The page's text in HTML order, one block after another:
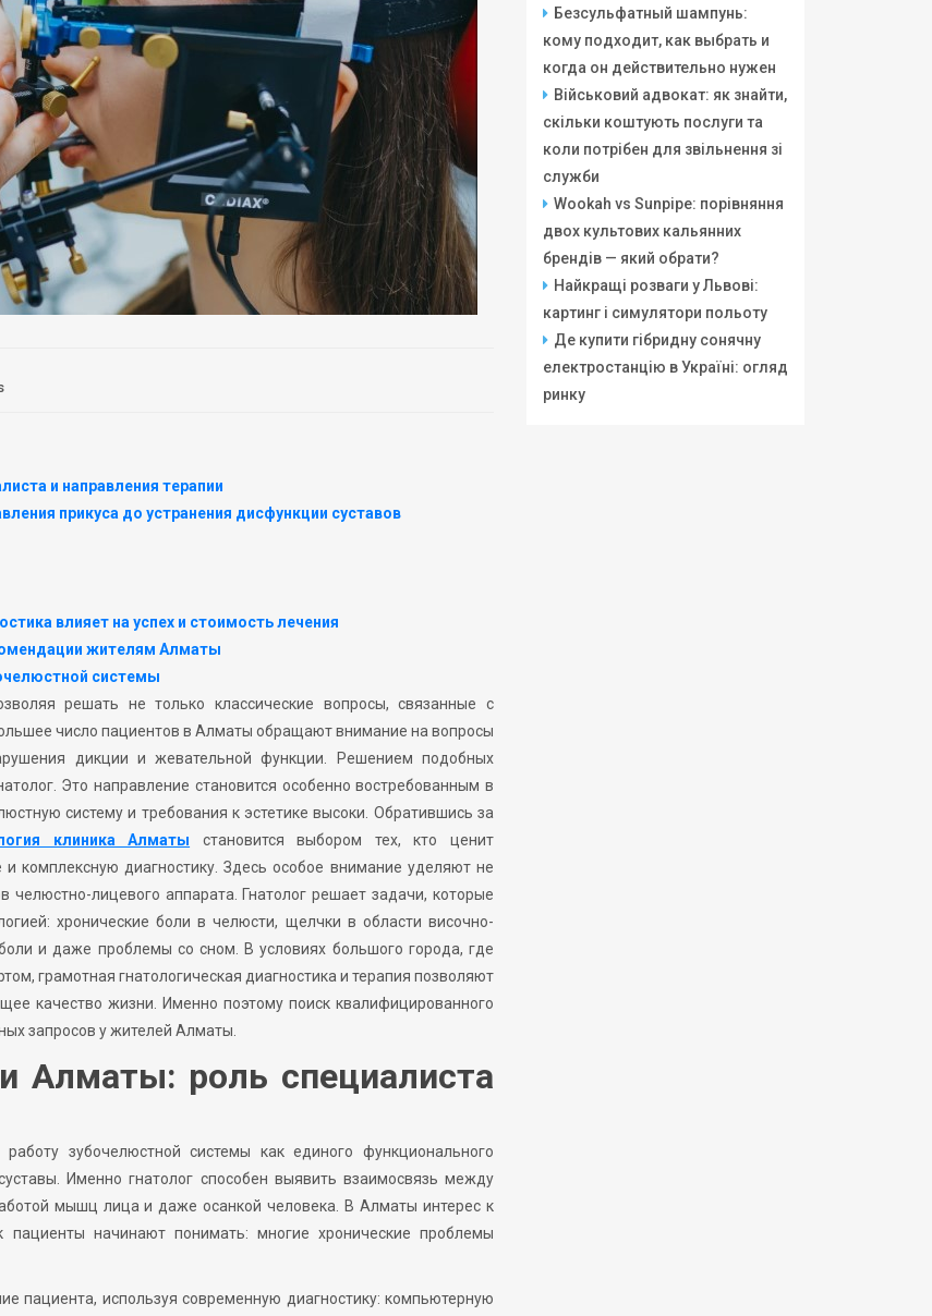
и направления терапии
прикуса до устранения дисфункции суставов
влияет на успех и стоимость лечения
жителям Алматы
системы
решать не только классические вопросы, связанные с
число пациентов в Алматы обращают внимание на вопросы
дикции и жевательной функции. Решением подобных
Это направление становится особенно востребованным в
систему и требования к эстетике высоки. Обратившись за
клиника Алматы становится выбором тех, кто ценит
комплексную диагностику. Здесь особое внимание уделяют не
челюстно-лицевого аппарата. Гнатолог решает задачи, которые
хронические боли в челюсти, щелчки в области височно-
и даже проблемы со сном. В условиях большого города, где
грамотная гнатологическая диагностика и терапия позволяют
качество жизни. Именно поэтому поиск квалифицированного
запросов у жителей Алматы.
Алматы: роль специалиста
зубочелюстной системы как единого функционального
Именно гнатолог способен выявить взаимосвязь между
мышц лица и даже осанкой человека. В Алматы интерес к
пациенты начинают понимать: многие хронические проблемы
пациента, используя современную диагностику: компьютерную
Безсульфатный шампунь:
кому подходит, как выбрать и
когда он действительно нужен
Військовий адвокат: як знайти,
скільки коштують послуги та
коли потрібен для звільнення зі
служби
Wookah vs Sunpipe: порівняння
двох культових кальянних
брендів — який обрати?
Найкращі розваги у Львові:
картинг і симулятори польоту
Де купити гібридну сонячну
електростанцію в Україні: огляд
ринку